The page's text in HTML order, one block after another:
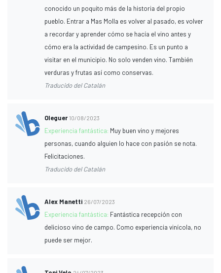
conocido un poquito más de la historia del propio
pueblo. Entrar a Mas Molla es volver al pasado, es volver
a recordar y aprender cómo se hacía el vino antes y
cómo era la actividad de campesino. Es un punto a
visitar en el municipio. No solo venden vino. También
verduras y frutas así como conservas.
Traducido del Catalán
Oleguer 10/08/2023
Experiencia fantástica: Muy buen vino y mejores
personas, cuando alguien lo hace con pasión se nota.
Felicitaciones.
Traducido del Catalán
Alex Manetti 26/07/2023
Experiencia fantástica: Fantástica recepción con
delicioso vino de campo. Como experiencia vinícola, no
puede ser mejor.